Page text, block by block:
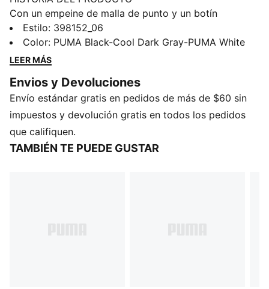
Con un empeine de malla de punto y un botín
elaborado en neopreno, estos tenis PUMA le dan un
toque moderno a cada movimiento. La mediasuela de
EVA inyectada con una burbuja visible en el talón
mientras que la plantilla SOFTFOAM+ te mantiene
energizado desde la mañana hasta la noche. Líneas
fluidas, diseño atrevido: tu día, redefinido.
CARACTERÍSTICAS Y BENEFICIOS
SOFTFOAM+: Cómoda plantilla PUMA, diseñada para
Estilo: 398152_06
Color: PUMA Black-Cool Dark Gray-PUMA White
LEER MÁS
Envios y Devoluciones
Envío estándar gratis en pedidos de más de $60 sin
impuestos y devolución gratis en todos los pedidos
que califiquen.
TAMBIÉN TE PUEDE GUSTAR